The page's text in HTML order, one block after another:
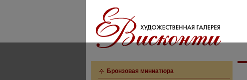
Бронзовая миниатюра